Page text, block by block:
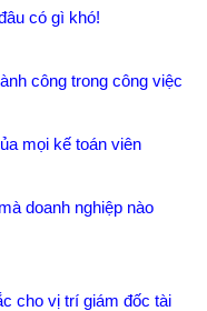
có gì khó!
công trong công việc
mọi kế toán viên
doanh nghiệp nào
cho vị trí giám đốc tài